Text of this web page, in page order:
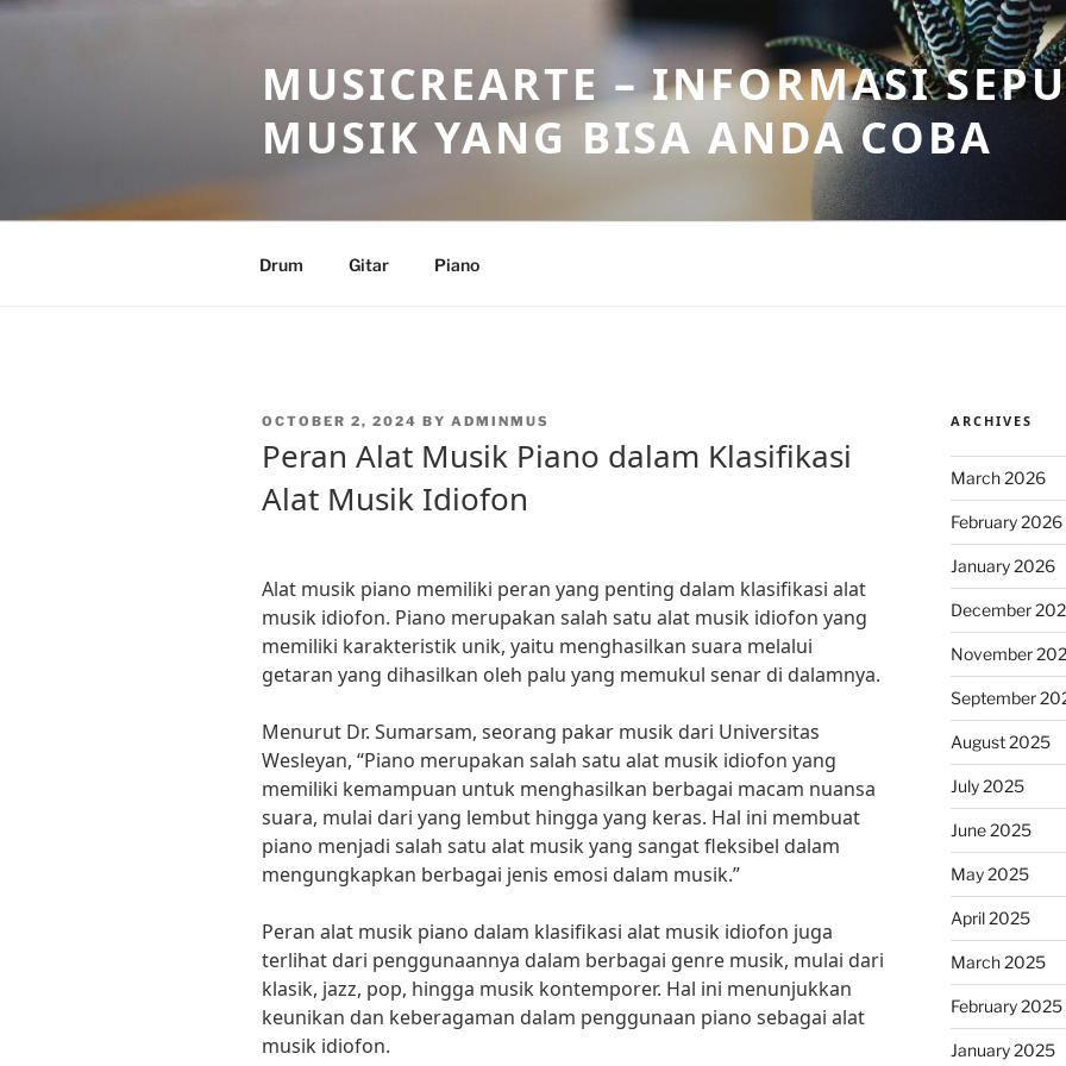
Skip
MUSICREARTE – INFORMASI
MUSIK YANG BISA ANDA COBA
Drum Gitar Piano
POSTED
OCTOBER 2, 2024 BY ADMINMUS
Peran Alat Musik Piano dalam Klasifikasi
Alat Musik Idiofon
Alat musik piano memiliki peran yang penting dalam klasifikasi alat
musik idiofon. Piano merupakan salah satu alat musik idiofon yang
memiliki karakteristik unik, yaitu menghasilkan suara melalui
getaran yang dihasilkan oleh palu yang memukul senar di dalamnya.
Menurut Dr. Sumarsam, seorang pakar musik dari Universitas
Wesleyan, “Piano merupakan salah satu alat musik idiofon yang
memiliki kemampuan untuk menghasilkan berbagai macam nuansa
suara, mulai dari yang lembut hingga yang keras. Hal ini membuat
piano menjadi salah satu alat musik yang sangat fleksibel dalam
mengungkapkan berbagai jenis emosi dalam musik.”
Peran alat musik piano dalam klasifikasi alat musik idiofon juga
terlihat dari penggunaannya dalam berbagai genre musik, mulai dari
klasik, jazz, pop, hingga musik kontemporer. Hal ini menunjukkan
keunikan dan keberagaman dalam penggunaan piano sebagai alat
musik idiofon.
ARCHIVES
March 2026
February 2026
January 2026
December
November
September
August 2025
July 2025
June 2025
May 2025
April 2025
March 2025
February 2025
January 2025